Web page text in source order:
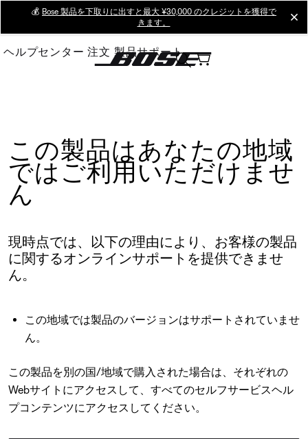
Main
💰 Bose 製品を下取りに出すと最大 ¥30,000 のクレジットを獲得で
きます。
ヘルプセンター 注文 製品サポート
この製品はあなたの地域
ではご利用いただけませ
ん
現時点では、以下の理由により、お客様の製品
に関するオンラインサポートを提供できませ
ん。
この地域では製品のバージョンはサポートされていませ
ん。
この製品を別の国/地域で購入された場合は、それぞれの
Webサイトにアクセスして、すべてのセルフサービスヘル
プコンテンツにアクセスしてください。